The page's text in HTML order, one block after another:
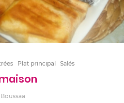
Plat principal Salés